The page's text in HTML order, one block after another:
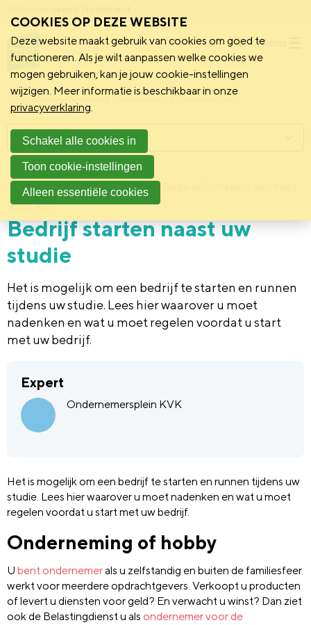
Menu
Schoonmakend Nederland
Achtergrond 20 november 2019
door: KVK
Bedrijf starten naast uw
studie
Het is mogelijk om een bedrijf te starten en runnen
tijdens uw studie. Lees hier waarover u moet
nadenken en wat u moet regelen voordat u start
met uw bedrijf.
Expert
Ondernemersplein KVK
Het is mogelijk om een bedrijf te starten en runnen tijdens uw
studie. Lees hier waarover u moet nadenken en wat u moet
regelen voordat u start met uw bedrijf.
Onderneming of hobby
U bent ondernemerals u zelfstandig en buiten de familiesfeer
werkt voor meerdere opdrachtgevers. Verkoopt u producten
of levert u diensten voor geld? En verwacht u winst? Dan ziet
ook de Belastingdienst u als ondernemer voor de
Menu
COOKIES OP DEZE WEBSITE
Deze website maakt gebruik van cookies om goed te
functioneren. Als je wilt aanpassen welke cookies we
mogen gebruiken, kan je jouw cookie-instellingen
wijzigen. Meer informatie is beschikbaar in onze
privacyverklaring.
Schakel alle cookies in
Toon cookie-instellingen
Alleen essentiële cookies